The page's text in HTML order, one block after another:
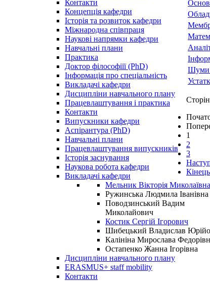
Контакти
Концепція кафедри
Історія та розвиток кафедри
Міжнародна співпраця
Наукові напрямки кафедри
Навчальні плани
Практика
Доктор філософіїї (PhD)
Інформація про спеціальність
Викладачі кафедри
Дисципліни навчального плану
Працевлаштування і практика
Контакти
Випускники кафедри
Аспірантура (PhD)
Навчальні плани
Працевлаштування випускників
Історія заснування
Наукова робота кафедри
Викладачі кафедри
Мельник Вікторія Миколаївна
Ружинська Людмила Іванівна
Поводзинський Вадим
Миколайович
Костик Сергій Ігорович
Шибецький Владислав
Калініна Мирослава
Остапенко Жанна Ігорівна
Дисципліни навчального плану
ERASMUS+ staff mobility
Контакти
Шуми
1
2
3
Кінець